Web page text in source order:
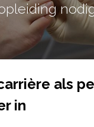
als
in